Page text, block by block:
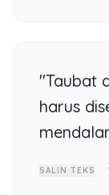
"Taubat
harus
SALIN TEKS